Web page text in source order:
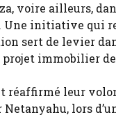
voire ailleurs,
Une initiative qui
sert de levier
projet immobilier
réaffirmé leur
lors